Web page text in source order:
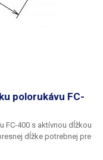
polorukávu FC-
FC-400 s aktívnou dĺžkou
dĺžke potrebnej pre